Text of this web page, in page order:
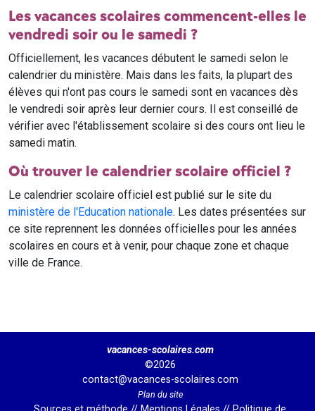
Les vacances scolaires commencent-elles le
vendredi soir ou le samedi ?
Officiellement, les vacances débutent le samedi selon le
calendrier du ministère. Mais dans les faits, la plupart des
élèves qui n'ont pas cours le samedi sont en vacances dès
le vendredi soir après leur dernier cours. Il est conseillé de
vérifier avec l'établissement scolaire si des cours ont lieu le
samedi matin.
Où trouver le calendrier scolaire officiel ?
Le calendrier scolaire officiel est publié sur le site du
ministère de l'Education nationale. Les dates présentées sur
ce site reprennent les données officielles pour les années
scolaires en cours et à venir, pour chaque zone et chaque
ville de France.
vacances-scolaires.com
©2026
contact@vacances-scolaires.com
Plan du site